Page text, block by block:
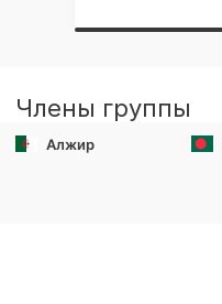
Члены группы
Алжир